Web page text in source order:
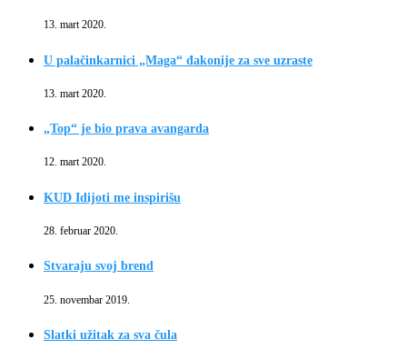
13. mart 2020.
U palačinkarnici „Maga“ đakonije za sve uzraste
13. mart 2020.
„Top“ je bio prava avangarda
12. mart 2020.
KUD Idijoti me inspirišu
28. februar 2020.
Stvaraju svoj brend
25. novembar 2019.
Slatki užitak za sva čula